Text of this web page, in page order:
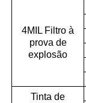
4MIL Filtro à
prova de
explosão
Tinta de